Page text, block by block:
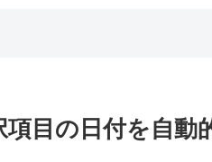
目の日付を自動